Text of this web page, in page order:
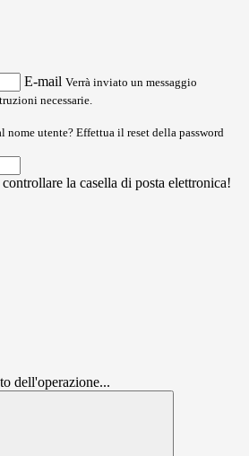
E-mail Verrà inviato un messaggio
necessarie.
nome utente? Effettua il reset della password
la casella di posta elettronica!
dell'operazione...